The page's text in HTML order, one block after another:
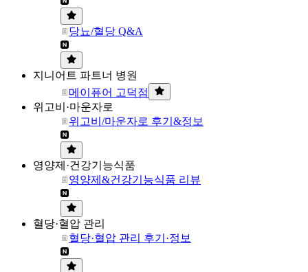
당뇨/혈당 Q&A
지니어트 파트너 병원
메이퓨어 고덕점
위고비·마운자로
위고비/마운자로 후기&정보
영양제·건강기능식품
영양제&건강기능식품 리뷰
혈당·혈압 관리
혈당·혈압 관리 후기·정보